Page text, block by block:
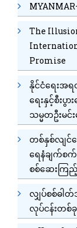
The
Promise
နိုင်ငံရေးအ
ရေးနှင့်စီး
သမ္မတဦးမင်
တစ်နှစ်လျင်
ရေနံချက်စ
စစ်ဆေးကြ
လျှပ်စစ်ဓါ
လုပ်ငန်းတ